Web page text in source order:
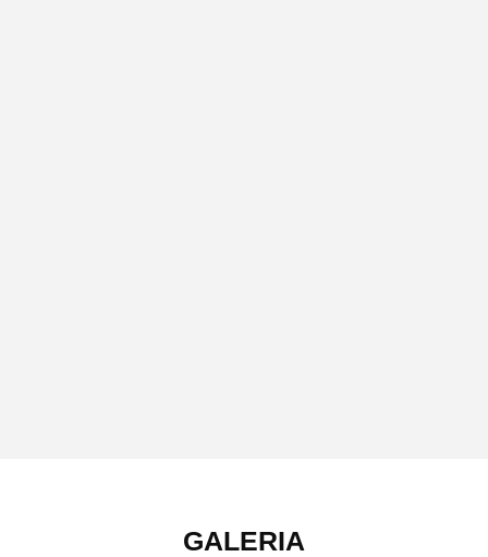
GALERIA